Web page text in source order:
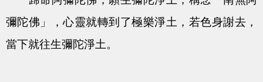
彌陀佛」，心靈就轉到了極樂淨土，若色身謝去，
當下就往生彌陀淨土。